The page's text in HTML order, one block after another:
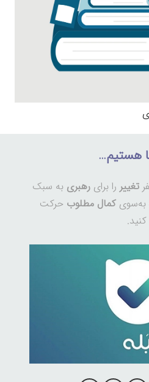
هستیم…
تغییر را برای رهبری به سبک
به‌سوی کمال مطلوب حرکت
کنید.